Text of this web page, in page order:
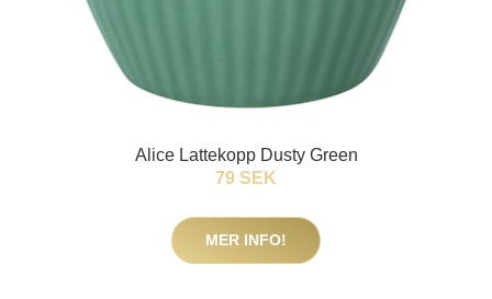
Alice Lattekopp Dusty Green
79 SEK
MER INFO!